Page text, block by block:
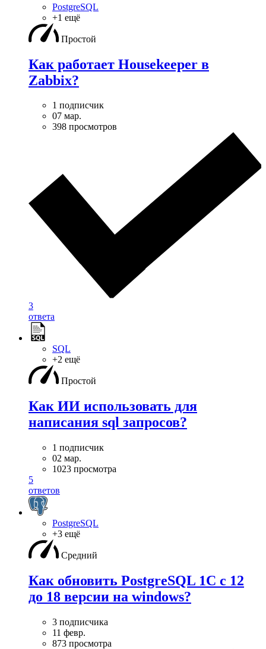
PostgreSQL
+1 ещё
Простой
Как работает Housekeeper в
Zabbix?
1 подписчик
07 мар.
398 просмотров
3
ответа
SQL
+2 ещё
Простой
Как ИИ использовать для
написания sql запросов?
1 подписчик
02 мар.
1023 просмотра
5
ответов
PostgreSQL
+3 ещё
Средний
Как обновить PostgreSQL 1С с 12
до 18 версии на windows?
3 подписчика
11 февр.
873 просмотра